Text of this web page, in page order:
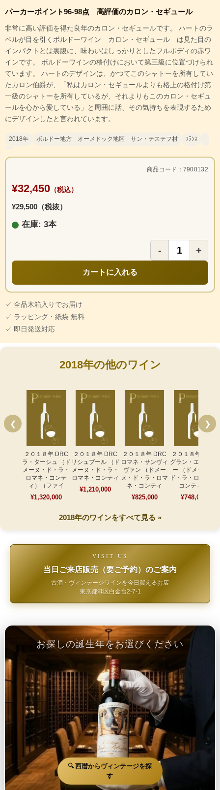
パーカーポイント96‐98点 高評価のカロン・セギュール
非常に高い評価を得た良年のカロン・セギュールです。 ハートのラ
ベルが目を引くボルドーワイン カロン・セギュール は見た目の
インパクトとは裏腹に、味わいはしっかりとしたフルボディの赤ワ
インです。 ボルドーワインの格付けにおいて第三級に位置づけられ
ています。 ハートのデザインは、かつてこのシャトーを所有してい
たカロン伯爵が、「私はカロン・セギュールよりも格上の格付け第
一級のシャトーを所有しているが、それよりもこのカロン・セギュ
ールを心から愛している」と周囲に話、その気持ちを表現するため
にデザインしたと言われています。
2018年 ボルドー地方 オーメドック地区 サン・テステフ村 ﾌﾗﾝｽ
商品コード：7900132
¥32,450 （税込）
¥29,500（税抜）
在庫: 3本
- +
カートに入れる
✓ 全品木箱入りでお届け
✓ ラッピング・紙袋 無料
✓ 即日発送対応
2018年の他のワイン
❮
２０１８年 DRC
ラ・ターシュ （ド
メーヌ・ド・ラ・
ロマネ・コンテ
ィ）（ファイ
¥1,320,000
２０１８年 DRC
リシュブール （ド
メーヌ・ド・ラ・
ロマネ・コンティ
¥1,210,000
２０１８年 DRC
ロマネ・サンヴィ
ヴァン （ドメー
ヌ・ド・ラ・ロマ
ネ・コンティ
¥825,000
２０１８年 DRC
グラン・エシェゾ
ー （ドメーヌ・
ド・ラ・ロマネ・
コンティ）
¥748,000
❯
2018年のワインをすべて見る »
VISIT US
当日ご来店販売（要ご予約）のご案内
古酒・ヴィンテージワインを今日買えるお店
東京都港区白金台2-7-1
お探しの誕生年をお選びください
🔍 西暦からヴィンテージを探
す